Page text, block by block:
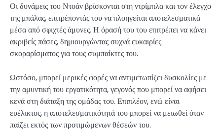
Οι δυνάμεις του Ντοάν βρίσκονται στη ντρίμπλα και τον έλεγχο
της μπάλας, επιτρέποντάς του να πλοηγείται αποτελεσματικά
μέσα από σφιχτές άμυνες. Η όρασή του του επιτρέπει να κάνει
ακριβείς πάσες, δημιουργώντας συχνά ευκαιρίες
σκοραρίσματος για τους συμπαίκτες του.
Ωστόσο, μπορεί μερικές φορές να αντιμετωπίζει δυσκολίες με
την αμυντική του εργατικότητα, γεγονός που μπορεί να αφήσει
κενά στη διάταξη της ομάδας του. Επιπλέον, ενώ είναι
ευέλικτος, η αποτελεσματικότητά του μπορεί να μειωθεί όταν
παίζει εκτός των προτιμώμενων θέσεών του.